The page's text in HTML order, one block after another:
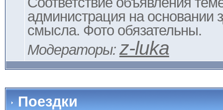
администрация на основании
смысла. Фото обязательны.
Модераторы: z-luka
Поездки